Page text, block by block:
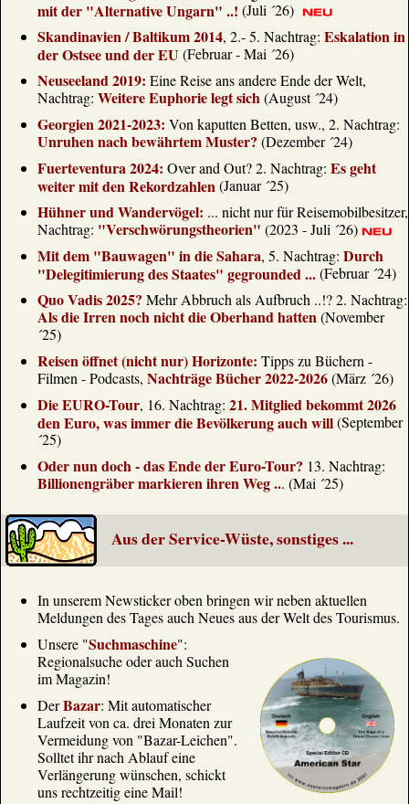
mit der "Alternative Ungarn" ..! (Juli ´26)
Skandinavien / Baltikum 2014, 2.- 5. Nachtrag: Eskalation in
der Ostsee und der EU (Februar - Mai ´26)
Neuseeland 2019: Eine Reise ans andere Ende der Welt,
Nachtrag: Weitere Euphorie legt sich(August ´24)
Georgien 2021-2023: Von kaputten Betten, usw., 2. Nachtrag:
Unruhen nach bewährtem Muster? (Dezember ´24)
Fuerteventura 2024: Over and Out? 2. Nachtrag: Es geht
weiter mit den Rekordzahlen (Januar ´25)
Hühner und Wandervögel: ... nicht nur für Reisemobilbesitzer,
Nachtrag: "Verschwörungstheorien" (2023 - Juli ´26)
Mit dem "Bauwagen" in die Sahara, 5. Nachtrag: Durch
"Delegitimierung des Staates" gegrounded ... (Februar ´24)
Quo Vadis 2025? Mehr Abbruch als Aufbruch ..!? 2. Nachtrag:
Als die Irren noch nicht die Oberhand hatten(November
´25)
Reisen öffnet (nicht nur) Horizonte: Tipps zu Büchern -
Filmen - Podcasts, Nachträge Bücher 2022-2026(März ´26)
Die EURO-Tour, 16. Nachtrag: 21. Mitglied bekommt 2026
den Euro, was immer die Bevölkerung auch will(September
´25)
Oder nun doch - das Ende der Euro-Tour? 13. Nachtrag:
Billionengräber markieren ihren Weg ... (Mai ´25)
Aus der Service-Wüste, sonstiges ...
In unserem Newsticker oben bringen wir neben aktuellen
Meldungen des Tages auch Neues aus der Welt des Tourismus.
Unsere "Suchmaschine":
Regionalsuche oder auch Suchen
im Magazin!
DerBazar: Mit automatischer
Laufzeit von ca. drei Monaten zur
Vermeidung von "Bazar-Leichen".
Solltet ihr nach Ablauf eine
Verlängerung wünschen, schickt
uns rechtzeitig eine Mail!